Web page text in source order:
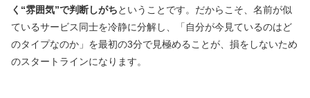
く“雰囲気”で判断しがちということです。だからこそ、名前が似
ているサービス同士を冷静に分解し、「自分が今見ているのはど
のタイプなのか」を最初の3分で見極めることが、損をしないため
のスタートラインになります。